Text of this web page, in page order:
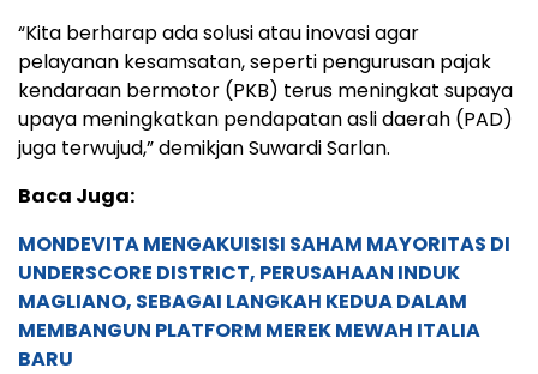
“Kita berharap ada solusi atau inovasi agar
pelayanan kesamsatan, seperti pengurusan pajak
kendaraan bermotor (PKB) terus meningkat supaya
upaya meningkatkan pendapatan asli daerah (PAD)
juga terwujud,” demikjan Suwardi Sarlan.
Baca Juga:
MONDEVITA MENGAKUISISI SAHAM MAYORITAS DI
UNDERSCORE DISTRICT, PERUSAHAAN INDUK
MAGLIANO, SEBAGAI LANGKAH KEDUA DALAM
MEMBANGUN PLATFORM MEREK MEWAH ITALIA
BARU